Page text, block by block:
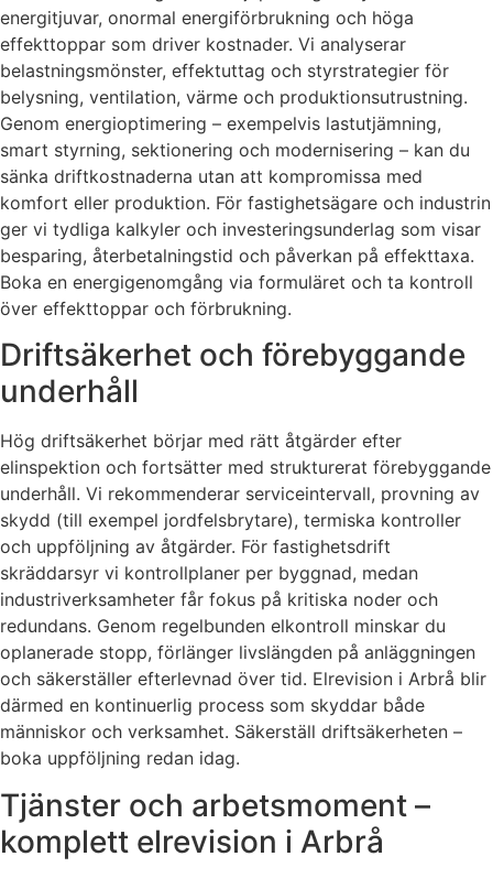
energitjuvar, onormal energiförbrukning och höga
effekttoppar som driver kostnader. Vi analyserar
belastningsmönster, effektuttag och styrstrategier för
belysning, ventilation, värme och produktionsutrustning.
Genom energioptimering – exempelvis lastutjämning,
smart styrning, sektionering och modernisering – kan du
sänka driftkostnaderna utan att kompromissa med
komfort eller produktion. För fastighetsägare och industrin
ger vi tydliga kalkyler och investeringsunderlag som visar
besparing, återbetalningstid och påverkan på effekttaxa.
Boka en energigenomgång via formuläret och ta kontroll
över effekttoppar och förbrukning.
Driftsäkerhet och förebyggande
underhåll
Hög driftsäkerhet börjar med rätt åtgärder efter
elinspektion och fortsätter med strukturerat förebyggande
underhåll. Vi rekommenderar serviceintervall, provning av
skydd (till exempel jordfelsbrytare), termiska kontroller
och uppföljning av åtgärder. För fastighetsdrift
skräddarsyr vi kontrollplaner per byggnad, medan
industriverksamheter får fokus på kritiska noder och
redundans. Genom regelbunden elkontroll minskar du
oplanerade stopp, förlänger livslängden på anläggningen
och säkerställer efterlevnad över tid. Elrevision i Arbrå blir
därmed en kontinuerlig process som skyddar både
människor och verksamhet. Säkerställ driftsäkerheten –
boka uppföljning redan idag.
Tjänster och arbetsmoment –
komplett elrevision i Arbrå